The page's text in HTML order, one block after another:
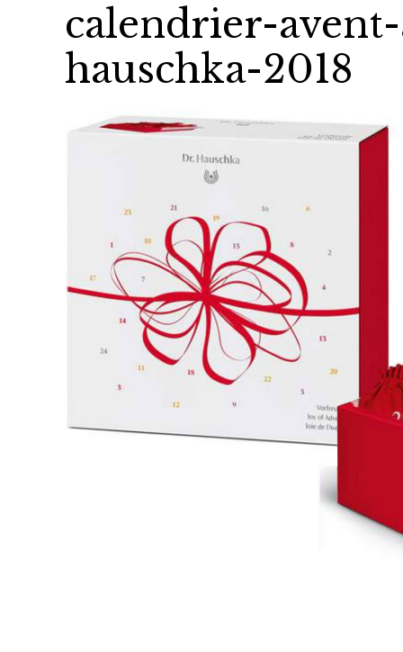
calendrier-
hauschka-2018